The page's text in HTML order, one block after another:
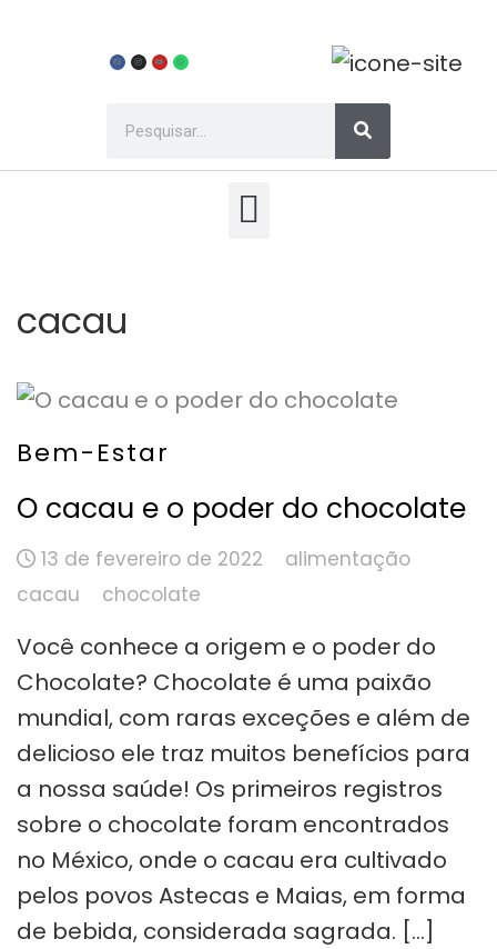
cacau
Bem-Estar
O cacau e o poder do chocolate
13 de fevereiro de 2022
alimentação
cacau
chocolate
Você conhece a origem e o poder do
Chocolate? Chocolate é uma paixão
mundial, com raras exceções e além de
delicioso ele traz muitos benefícios para
a nossa saúde! Os primeiros registros
sobre o chocolate foram encontrados
no México, onde o cacau era cultivado
pelos povos Astecas e Maias, em forma
de bebida, considerada sagrada. […]